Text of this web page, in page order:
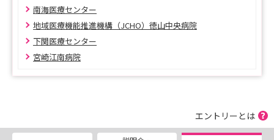
南海医療センター
地域医療機能推進機構（JCHO）徳山中央病院
下関医療センター
宮崎江南病院
エントリーとは